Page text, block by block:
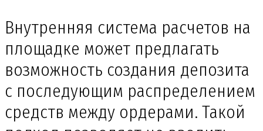
Внутренняя система расчетов на
площадке может предлагать
возможность создания депозита
с последующим распределением
средств между ордерами. Такой